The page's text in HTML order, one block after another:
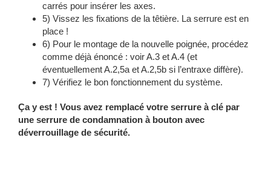
carrés pour insérer les axes.
5) Vissez les fixations de la têtière. La serrure est en
place !
6) Pour le montage de la nouvelle poignée, procédez
comme déjà énoncé : voir A.3 et A.4 (et
éventuellement A.2,5a et A.2,5b si l’entraxe diffère).
7) Vérifiez le bon fonctionnement du système.
Ça y est ! Vous avez remplacé votre serrure à clé par
une serrure de condamnation à bouton avec
déverrouillage de sécurité.